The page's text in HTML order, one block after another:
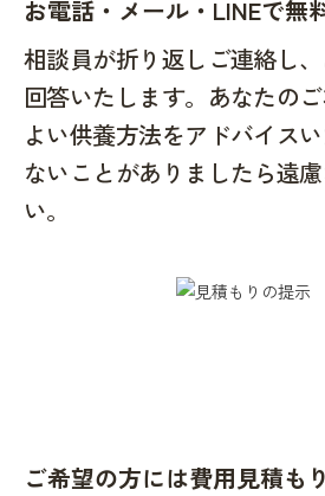
お電話・メール・LINEで無
相談員が折り返しご連絡し
回答いたします。あなたの
よい供養方法をアドバイス
ないことがありましたら遠
い。
ご希望の方には費用見積もり